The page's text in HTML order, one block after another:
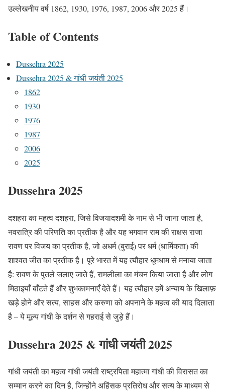
उल्लेखनीय वर्ष 1862, 1930, 1976, 1987, 2006 और 2025 हैं।
Table of Contents
Dussehra 2025
Dussehra 2025 & गांधी जयंती 2025
1862
1930
1976
1987
2006
2025
Dussehra 2025
दशहरा का महत्व दशहरा, जिसे विजयादशमी के नाम से भी जाना जाता है,
नवरात्रि की परिणति का प्रतीक है और यह भगवान राम की राक्षस राजा
रावण पर विजय का प्रतीक है, जो अधर्म (बुराई) पर धर्म (धार्मिकता) की
शाश्वत जीत का प्रतीक है। पूरे भारत में यह त्यौहार धूमधाम से मनाया जाता
है: रावण के पुतले जलाए जाते हैं, रामलीला का मंचन किया जाता है और लोग
मिठाइयाँ बाँटते हैं और शुभकामनाएँ देते हैं। यह त्यौहार हमें अन्याय के खिलाफ़
खड़े होने और सत्य, साहस और करुणा को अपनाने के महत्व की याद दिलाता
है – ये मूल्य गांधी के दर्शन से गहराई से जुड़े हैं।
Dussehra 2025 & गांधी जयंती 2025
गांधी जयंती का महत्व गांधी जयंती राष्ट्रपिता महात्मा गांधी की विरासत का
सम्मान करने का दिन है, जिन्होंने अहिंसक प्रतिरोध और सत्य के माध्यम से